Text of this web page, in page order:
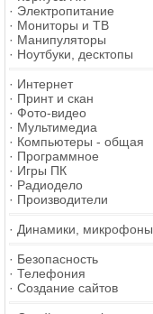
· Электропитание
· Мониторы и ТВ
· Манипуляторы
· Ноутбуки, десктопы
· Интернет
· Принт и скан
· Фото-видео
· Мультимедиа
· Компьютеры - общая
· Программное
· Игры ПК
· Радиодело
· Производители
· Динамики, микрофоны
· Безопасность
· Телефония
· Создание сайтов